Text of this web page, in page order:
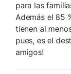
para las
Además el 85
tienen al
pues, es el
amigos!